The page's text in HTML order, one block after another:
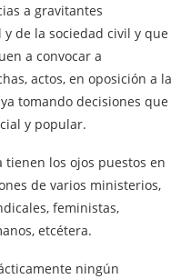
a gravitantes
de la sociedad civil y que
a convocar a
actos, en oposición a la
tomando decisiones que
y popular.
tienen los ojos puestos en
de varios ministerios,
feministas,
etcétera.
ningún